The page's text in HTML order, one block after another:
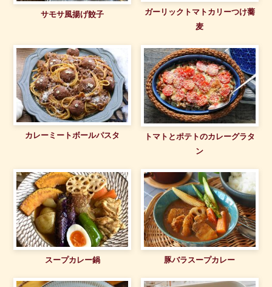
サモサ風揚げ餃子
ガーリックトマトカリーつけ蕎
麦
カレーミートボールパスタ
トマトとポテトのカレーグラタ
ン
スープカレー鍋 豚バラスープカレー